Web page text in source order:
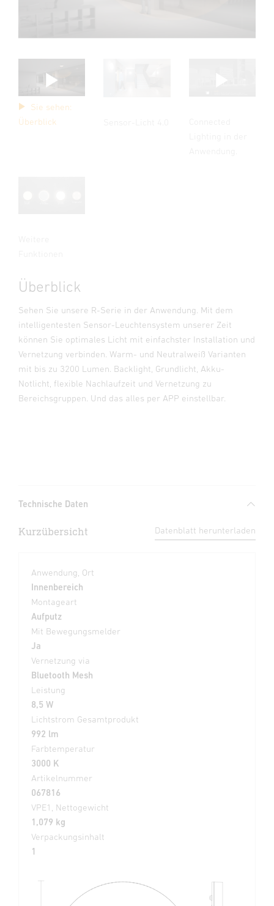
Sie sehen:
Überblick
Überblick
Sehen Sie unsere R-Serie in der Anwendung. Mit dem
intelligentesten Sensor-Leuchtensystem unserer Zeit
können Sie optimales Licht mit einfachster Installation und
Vernetzung verbinden. Warm- und Neutralweiß Varianten
mit bis zu 3200 Lumen. Backlight, Grundlicht, Akku-
Notlicht, flexible Nachlaufzeit und Vernetzung zu
Bereichsgruppen. Und das alles per APP einstellbar.
Technische Daten
Kurzübersicht Datenblatt herunterladen
Anwendung, Ort
Innenbereich
Montageart
Aufputz
Mit Bewegungsmelder
Ja
Vernetzung via
Bluetooth Mesh
Leistung
8,5 W
Lichtstrom Gesamtprodukt
992 lm
Farbtemperatur
3000 K
Artikelnummer
067816
VPE1, Nettogewicht
1,079 kg
Verpackungsinhalt
1